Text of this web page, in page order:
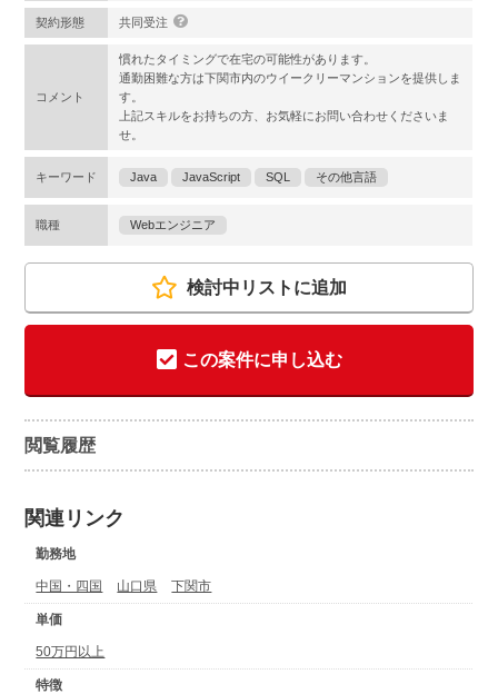
契約形態 共同受注
コメント
慣れたタイミングで在宅の可能性があります。
通勤困難な方は下関市内のウイークリーマンションを提供しま
す。
上記スキルをお持ちの方、お気軽にお問い合わせくださいま
せ。
キーワード Java JavaScript SQL その他言語
職種 Webエンジニア
検討中リストに追加
この案件に申し込む
閲覧履歴
関連リンク
勤務地
中国・四国 山口県 下関市
単価
50万円以上
特徴